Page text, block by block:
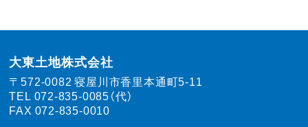
大東土地株式会社
〒572-0082寝屋川市香里本通町5-11
TEL 072-835-0085（代）
FAX 072-835-0010